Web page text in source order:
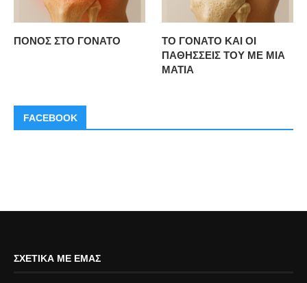
ΠΟΝΟΣ ΣΤΟ ΓΟΝΑΤΟ
ΤΟ ΓΟΝΑΤΟ ΚΑΙ ΟΙ
ΠΑΘΗΣΣΕΙΣ ΤΟΥ ΜΕ ΜΙΑ
ΜΑΤΙΑ
FACEBOOK
ΣΧΕΤΙΚΆ ΜΕ ΕΜΆΣ